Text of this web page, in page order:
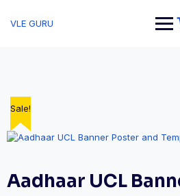
VLE GURU
Sale!
Aadhaar UCL
Sale!
Sale!
Sale!
Sale!